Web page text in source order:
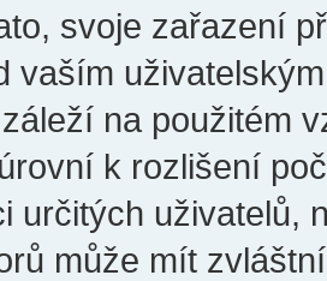
svoje zařazení
vaším
na použitém
k rozlišení
určitých uživatelů,
může mít